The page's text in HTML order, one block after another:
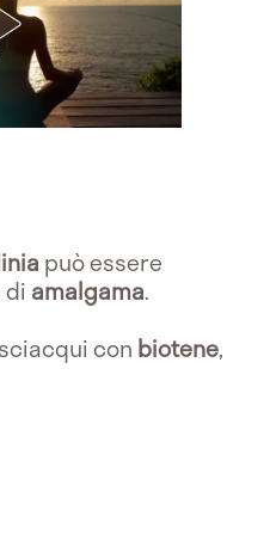
può essere
di amalgama.
con biotene,